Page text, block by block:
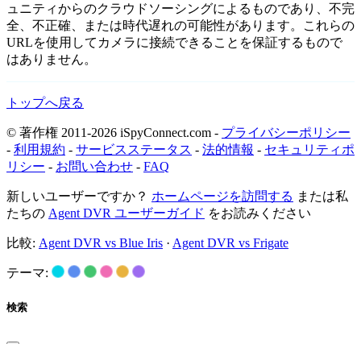
ュニティからのクラウドソーシングによるものであり、不完
全、不正確、または時代遅れの可能性があります。これらの
URLを使用してカメラに接続できることを保証するもので
はありません。
トップへ戻る
© 著作権 2011-2026 iSpyConnect.com - プライバシーポリシー
- 利用規約 - サービスステータス - 法的情報 - セキュリティポ
リシー - お問い合わせ - FAQ
新しいユーザーですか？ ホームページを訪問する または私
たちの Agent DVR ユーザーガイド をお読みください
比較: Agent DVR vs Blue Iris · Agent DVR vs Frigate
テーマ:
検索